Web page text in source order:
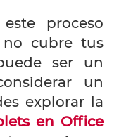
proceso
cubre tus
ser un
un
explorar la
en Office